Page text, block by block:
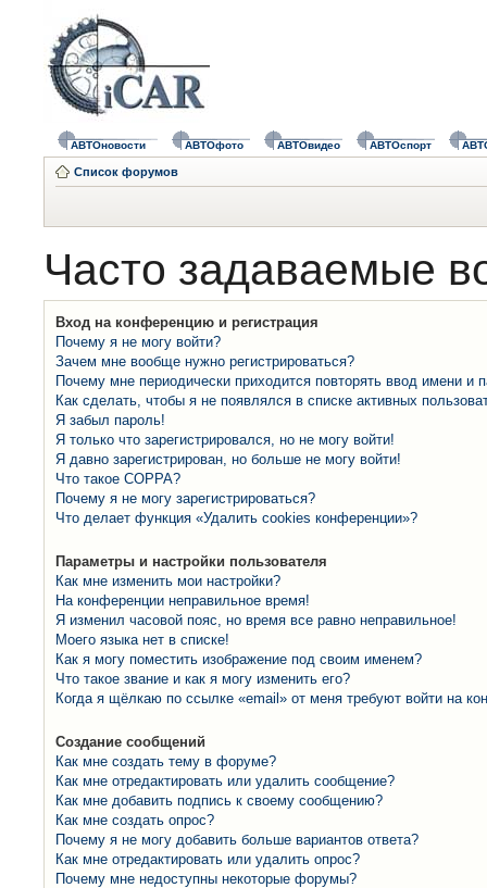
АВТОновости АВТОфото АВТОвидео АВТОспорт
Список форумов
Часто задаваемые
Вход на конференцию и регистрация
Почему я не могу войти?
Зачем мне вообще нужно регистрироваться?
Почему мне периодически приходится повторять ввод имени и
Как сделать, чтобы я не появлялся в списке активных
Я забыл пароль!
Я только что зарегистрировался, но не могу войти!
Я давно зарегистрирован, но больше не могу войти!
Что такое COPPA?
Почему я не могу зарегистрироваться?
Что делает функция «Удалить cookies конференции»?
Параметры и настройки пользователя
Как мне изменить мои настройки?
На конференции неправильное время!
Я изменил часовой пояс, но время все равно неправильное!
Моего языка нет в списке!
Как я могу поместить изображение под своим именем?
Что такое звание и как я могу изменить его?
Когда я щёлкаю по ссылке «email» от меня требуют войти на
Создание сообщений
Как мне создать тему в форуме?
Как мне отредактировать или удалить сообщение?
Как мне добавить подпись к своему сообщению?
Как мне создать опрос?
Почему я не могу добавить больше вариантов ответа?
Как мне отредактировать или удалить опрос?
Почему мне недоступны некоторые форумы?